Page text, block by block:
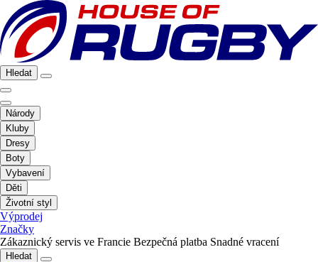
Hledat
Národy
Kluby
Dresy
Boty
Vybavení
Děti
Životní styl
Výprodej
Značky
Zákaznický servis ve Francie Bezpečná platba Snadné vracení
Hledat